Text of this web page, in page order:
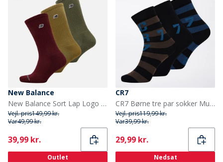
New Balance
New Balance Sort Lap Logo Tre Pak Crew Sokker Brun/Rød
Vejl. pris149,99 kr.
Var49,99 kr.
Current
39,99 kr.
Outlet
CR7
CR7 Børne tre par sokker Multicolour
Vejl. pris119,99 kr.
Var39,99 kr.
Current
29,99 kr.
Nedsat